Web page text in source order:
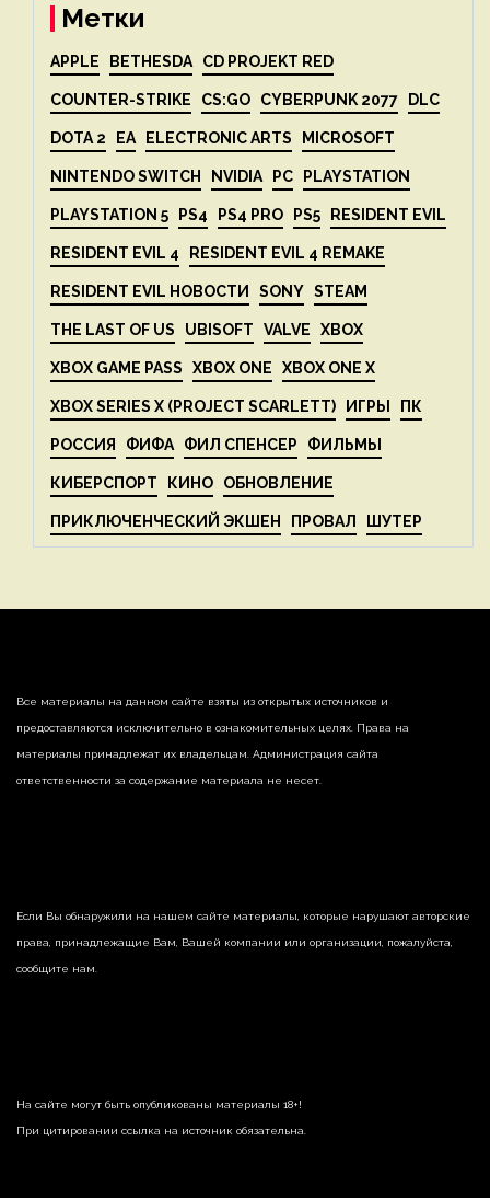
Метки
APPLE BETHESDA CD PROJEKT RED
COUNTER-STRIKE CS:GO CYBERPUNK 2077 DLC
DOTA 2 EA ELECTRONIC ARTS MICROSOFT
NINTENDO SWITCH NVIDIA PC PLAYSTATION
PLAYSTATION 5 PS4 PS4 PRO PS5 RESIDENT EVIL
RESIDENT EVIL 4 RESIDENT EVIL 4 REMAKE
RESIDENT EVIL НОВОСТИ SONY STEAM
THE LAST OF US UBISOFT VALVE XBOX
XBOX GAME PASS XBOX ONE XBOX ONE X
XBOX SERIES X (PROJECT SCARLETT) ИГРЫ ПК
РОССИЯ ФИФА ФИЛ СПЕНСЕР ФИЛЬМЫ
КИБЕРСПОРТ КИНО ОБНОВЛЕНИЕ
ПРИКЛЮЧЕНЧЕСКИЙ ЭКШЕН ПРОВАЛ ШУТЕР
Все материалы на данном сайте взяты из открытых источников и
предоставляются исключительно в ознакомительных целях. Права на
материалы принадлежат их владельцам. Администрация сайта
ответственности за содержание материала не несет.
Если Вы обнаружили на нашем сайте материалы, которые нарушают авторские
права, принадлежащие Вам, Вашей компании или организации, пожалуйста,
сообщите нам.
На сайте могут быть опубликованы материалы 18+!
При цитировании ссылка на источник обязательна.